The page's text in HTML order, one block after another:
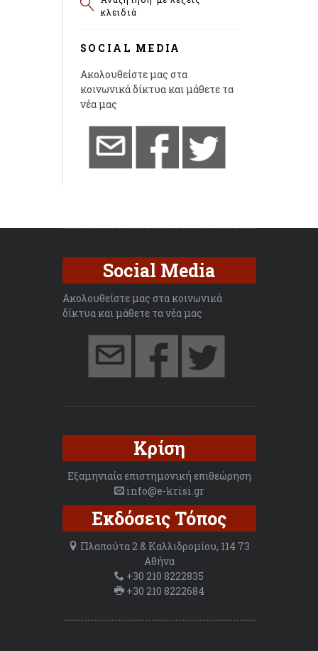
κλειδιά
SOCIAL MEDIA
Ακολουθείστε μας στα
κοινωνικά δίκτυα και μάθετε τα
νέα μας
Social Media
Ακολουθείστε μας στα κοινωνικά
δίκτυα και μάθετε τα νέα μας
Κρίση
Εξαμηνιαία επιστημονική επιθεώρηση
info@e-krisi.gr
Εκδόσεις Τόπος
Πλαπούτα 2 & Καλλιδρομίου, 114 73
Αθήνα
+30 210 8222835
+30 210 8222684